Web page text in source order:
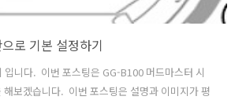
로 기본 설정하기
입니다. ​ 이번 포스팅은 GG-B100 머드마스터 시
보겠습니다. ​ 이번 포스팅은 설명과 이미지가 평